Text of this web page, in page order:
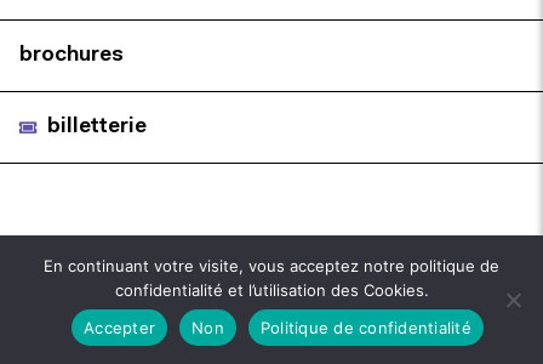
brochures
billetterie
En continuant votre visite, vous acceptez notre politique de
confidentialité et l’utilisation des Cookies.
Accepter
Non Politique de confidentialité